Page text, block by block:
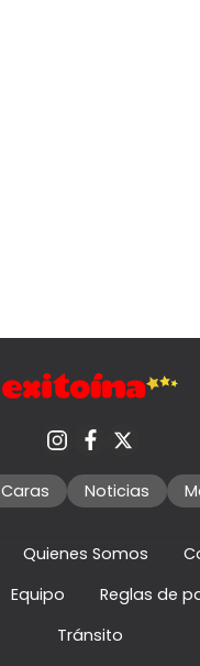
Caras Noticias
Quienes Somos
Equipo
Reglas de
Tránsito